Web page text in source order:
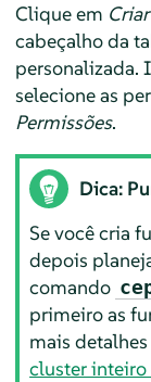
Clique em Criar
cabeçalho da
personalizada.
selecione as
Permissões.
Dica:
Se você cria
depois
comando
primeiro as
mais
cluster inteiro